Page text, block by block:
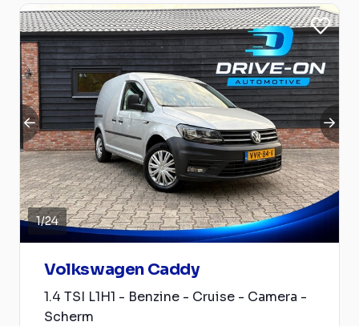
1/24
Volkswagen Caddy
1.4 TSI L1H1 - Benzine - Cruise - Camera -
Scherm